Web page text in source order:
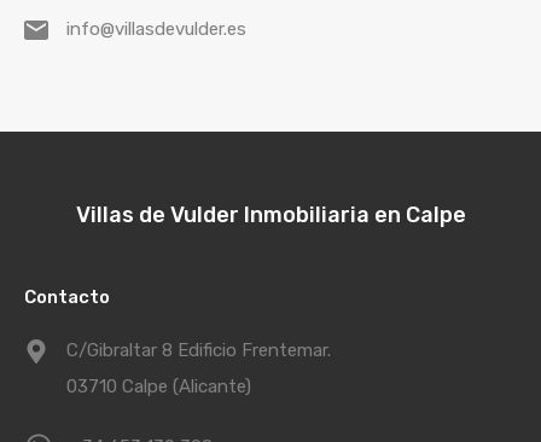
info@villasdevulder.es
Villas de Vulder Inmobiliaria en Calpe
Contacto
C/Gibraltar 8 Edificio Frentemar.
03710 Calpe (Alicante)